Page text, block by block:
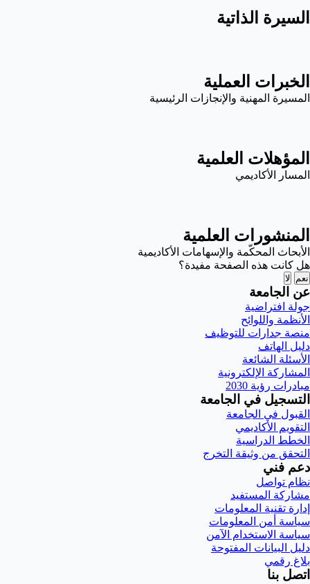
السيرة الذاتية
الخبرات العملية
المسيرة المهنية والإنجازات الرئيسية
المؤهلات العلمية
المسار الأكاديمي
المنشورات العلمية
الأبحاث المحكّمة والإسهامات الأكاديمية
هل كانت هذه الصفحة مفيدة؟
نعم لا
عن الجامعة
جولة افتراضية
الأنظمة واللوائح
منصة جدارات للتوظيف
دليل الهاتف
الأسئلة الشائعة
المشاركة الإلكترونية
مبادرات رؤية 2030
التسجيل في الجامعة
القبول في الجامعة
التقويم الأكاديمي
الخطط الدراسية
التحقق من وثيقة التخرج
دعم فني
نظام تواصل
مشاركة المستفيد
إدارة تقنية المعلومات
سياسة أمن المعلومات
سياسة الاستخدام الآمن
دليل البيانات المفتوحة
بلاغ رقمي
اتصل بنا